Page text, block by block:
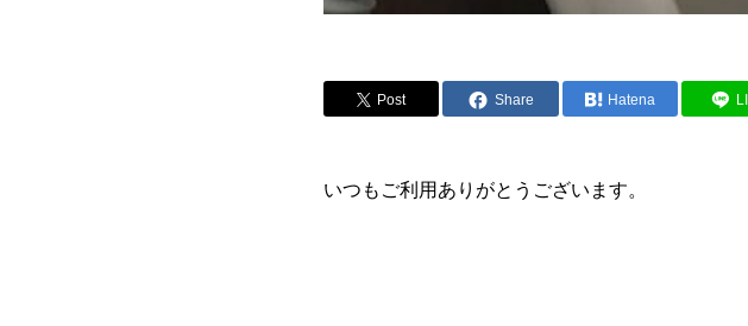
Post Share Hatena
いつもご利用ありがとうございます。